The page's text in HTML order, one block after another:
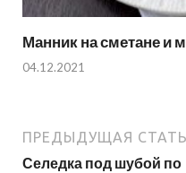
Манник на сметане и
04.12.2021
ПРЕДЫДУЩАЯ
Селедка под шубой по